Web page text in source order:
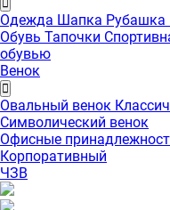
Одежда Шапка Рубашка
Обувь Тапочки
обувью
Венок
Овальный венок
Символический венок
Офисные
Корпоративный
ЧЗВ